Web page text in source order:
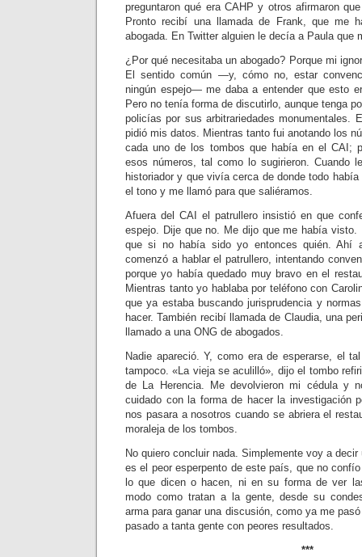
preguntaron qué era CAHP y otros afirmaron
Pronto recibí una llamada de Frank, que me
abogada. En Twitter alguien le decía a Paula
¿Por qué necesitaba un abogado? Porque mi
El sentido común —y, cómo no, estar
ningún espejo— me daba a entender que esto
Pero no tenía forma de discutirlo, aunque tenga
policías por sus arbitrariedades monumentales.
pidió mis datos. Mientras tanto fui anotando los
cada uno de los tombos que había en el CAI;
esos números, tal como lo sugirieron. Cuando
historiador y que vivía cerca de donde todo
el tono y me llamó para que saliéramos.
Afuera del CAI el patrullero insistió en que
espejo. Dije que no. Me dijo que me había visto.
que si no había sido yo entonces quién. Ahí
comenzó a hablar el patrullero, intentando
porque yo había quedado muy bravo en el
Mientras tanto yo hablaba por teléfono con
que ya estaba buscando jurisprudencia y
hacer. También recibí llamada de Claudia, una
llamado a una ONG de abogados.
Nadie apareció. Y, como era de esperarse, el
tampoco. «La vieja se aculilló», dijo el tombo
de La Herencia. Me devolvieron mi cédula y
cuidado con la forma de hacer la investigación
nos pasara a nosotros cuando se abriera el
moraleja de los tombos.
No quiero concluir nada. Simplemente voy a
es el peor esperpento de este país, que no
lo que dicen o hacen, ni en su forma de ver
modo como tratan a la gente, desde su
arma para ganar una discusión, como ya me
pasado a tanta gente con peores resultados.
***